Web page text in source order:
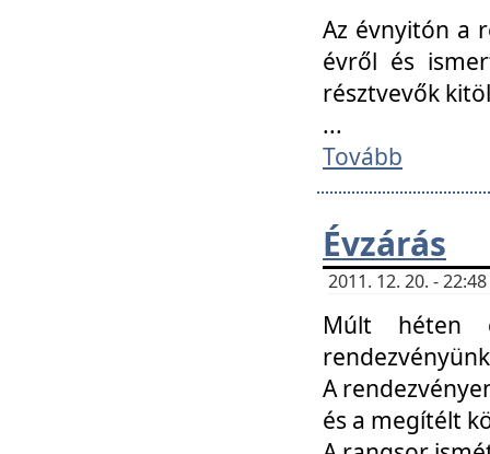
Az évnyitón a
évről és
résztvevők
...
Tovább
Évzárás
2011. 12. 20. -
Múlt héten
A
és a megítélt